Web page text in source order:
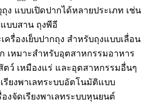
ถุง แบบเปิดปากได้หลายประเภท เช่น
บบสาน ถุงพีอี
ครื่องเย็บปากถุง สำหรับถุงแบบเลื่อน
เหมาะสำหรับอุตสาหกรรมอาหาร
ตว์ เหมืองแร่ และอุตสาหกรรมอื่นๆ
รียงพาเลทระบบอัตโนมัติแบบ
งจัดเรียงพาเลทระบบหุนยนต์